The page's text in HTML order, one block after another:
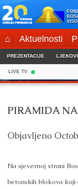
Skip
to
content
⌂ Aktuelnosti
PREZENTACIJE
LIVE TV
PIRAMIDA
Objavljeno
Na sjevernoj strani
betonskih blokova koji